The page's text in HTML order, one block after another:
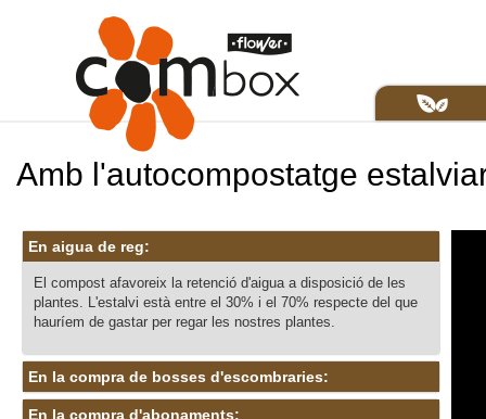
Amb l'autocompostatge
En aigua de reg:
El compost afavoreix la retenció d'aigua a disposició de les
plantes. L'estalvi està entre el 30% i el 70% respecte del que
hauríem de gastar per regar les nostres plantes.
En la compra de bosses d'escombraries:
En la compra d'abonaments: